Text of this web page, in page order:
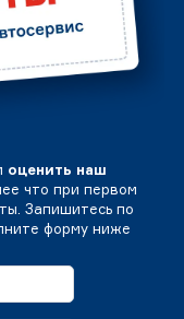
оценить наш
что при первом
Запишитесь по
форму ниже